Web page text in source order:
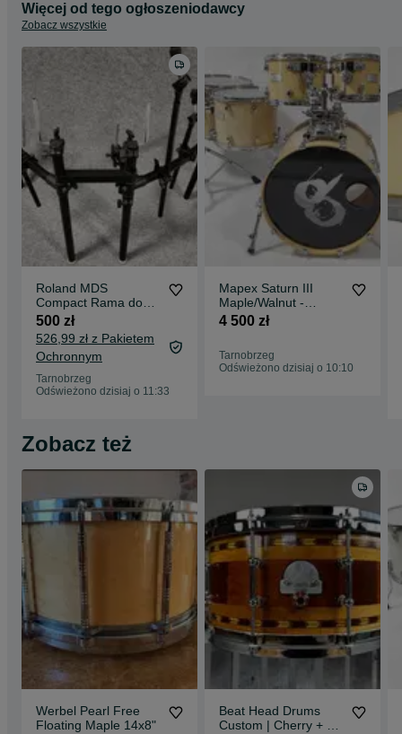
Więcej od tego ogłoszeniodawcy
Zobacz wszystkie
Roland MDS
Compact Rama do
perkusji elektronicznej
500 zł
526,99 zł z Pakietem
Ochronnym
Tarnobrzeg
Odświeżono dzisiaj o 11:33
Mapex Saturn III
Maple/Walnut -
10,12,14,16,22
4 500 zł
Tarnobrzeg
Odświeżono dzisiaj o 10:10
Zobacz też
Werbel Pearl Free
Floating Maple 14x8"
Beat Head Drums
Custom | Cherry + NZ